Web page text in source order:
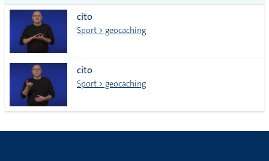
alla i
lista
cito
Sport > geocaching
cito
Sport > geocaching